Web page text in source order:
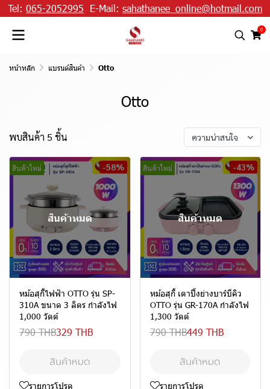
Tel: 065-2052995 E-Mail: sahathanee_online@hotmail.com
0
หน้าหลัก แบรนด์สินค้า Otto
Otto
พบสินค้า 5 ชิ้น ความน่าสนใจ
สินค้าใหม่ -58%
สินค้าหมด
หม้อสุกี้ไฟฟ้า OTTO รุ่น SP-
310A ขนาด 3 ลิตร กำลังไฟ
1,000 วัตต์
790 THB329 THB
สินค้าหมด
รายการโปรด
สินค้าใหม่ -43%
สินค้าหมด
หม้อสุกี้ เตาปิ้งย่างบาร์บีคิว
OTTO รุ่น GR-170A กำลังไฟ
1,300 วัตต์
790 THB449 THB
สินค้าหมด
รายการโปรด